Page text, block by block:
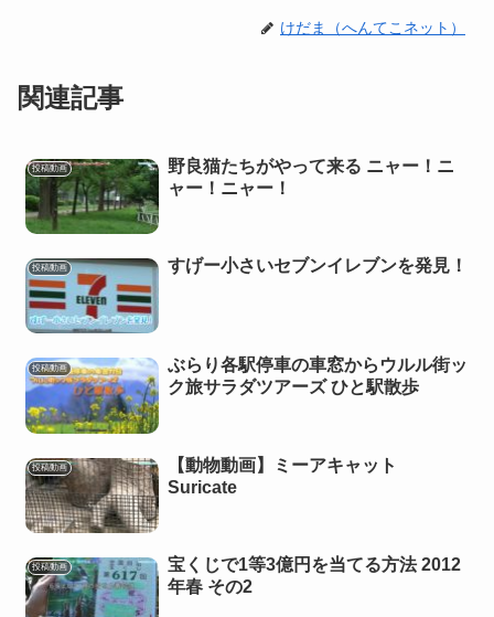
けだま（へんてこネット）
関連記事
投稿動画
野良猫たちがやって来る ニャー！ニ
ャー！ニャー！
投稿動画 すげー小さいセブンイレブンを発見！
投稿動画
ぶらり各駅停車の車窓からウルル街ッ
ク旅サラダツアーズ ひと駅散歩
投稿動画
【動物動画】ミーアキャット
Suricate
投稿動画
宝くじで1等3億円を当てる方法 2012
年春 その2